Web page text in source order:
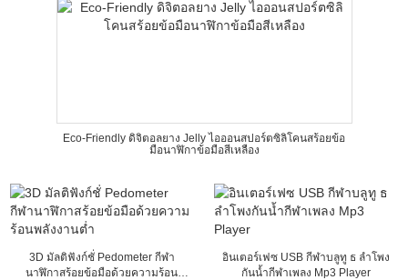
Eco-Friendly ดิจิตอลยาง Jelly ไอออนสปอร์ตซิลิโคนสร้อยข้อ
มือนาฬิกาข้อมือสีเหลือง
3D มัลติฟังก์ชั่ Pedometer กีฬา
นาฬิกาสร้อยข้อมือด้วยความร้อน
อินเตอร์เฟซ USB กีฬาบลูทู ธ ลำโพง
กันน้ำกีฬาเพลง Mp3 Player